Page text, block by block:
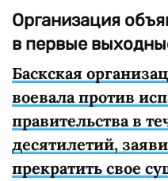
Организация
в первые
Баскская
воевала против
правительства в
десятилетий,
прекратить свое